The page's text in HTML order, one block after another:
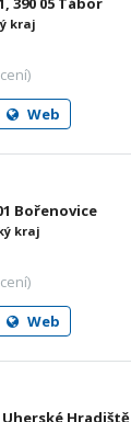
kraj
Web
Bořenovice
kraj
Web
Uherské Hradiště